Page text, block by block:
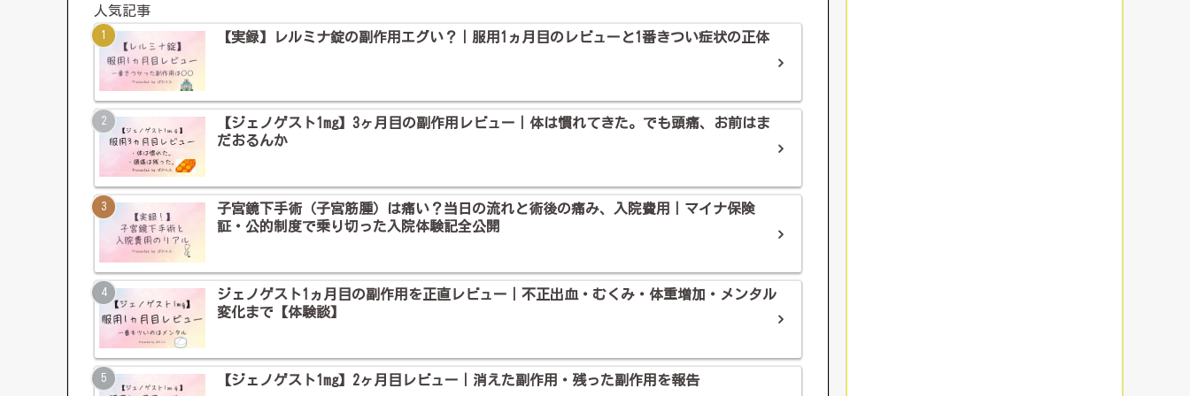
人気記事
【実録】レルミナ錠の副作用エグい？｜服用1ヵ月目のレビューと1番きつい症状の正体
【ジェノゲスト1mg】3ヶ月目の副作用レビュー｜体は慣れてきた。でも頭痛、お前はま
だおるんか
子宮鏡下手術（子宮筋腫）は痛い？当日の流れと術後の痛み、入院費用｜マイナ保険
証・公的制度で乗り切った入院体験記全公開
ジェノゲスト1ヵ月目の副作用を正直レビュー｜不正出血・むくみ・体重増加・メンタル
変化まで【体験談】
【ジェノゲスト1mg】2ヶ月目レビュー｜消えた副作用・残った副作用を報告